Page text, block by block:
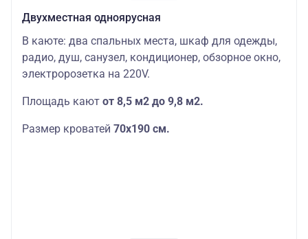
Двухместная одноярусная
В каюте: два спальных места, шкаф для одежды,
радио, душ, санузел, кондиционер, обзорное окно,
электророзетка на 220V.
Площадь кают от 8,5 м2 до 9,8 м2.
Размер кроватей 70х190 см.